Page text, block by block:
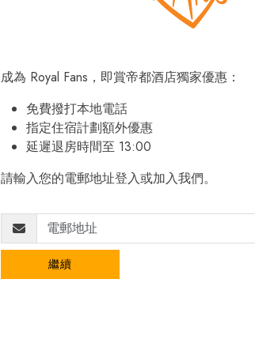
成為 Royal Fans，即賞帝都酒店獨家優惠：
免費撥打本地電話
指定住宿計劃額外優惠
延遲退房時間至 13:00
請輸入您的電郵地址登入或加入我們。
繼續